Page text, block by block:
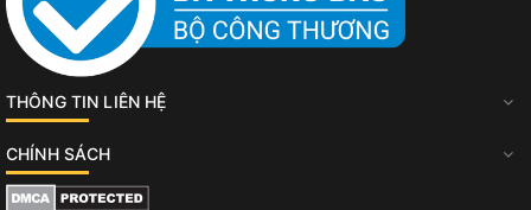
THÔNG TIN LIÊN HỆ
CHÍNH SÁCH